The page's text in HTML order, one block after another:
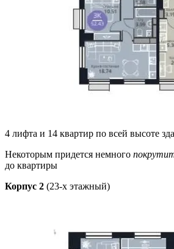
4 лифта и 14 квартир по всей высоте
Некоторым придется немного
до квартиры
Корпус 2 (23-х этажный)